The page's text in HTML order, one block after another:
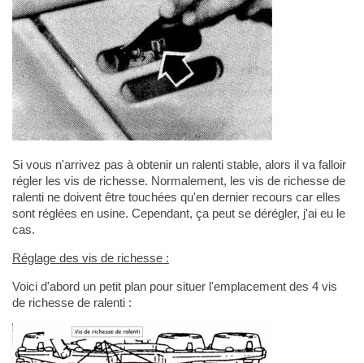
Si vous n'arrivez pas à obtenir un ralenti stable, alors il va falloir
régler les vis de richesse. Normalement, les vis de richesse de
ralenti ne doivent être touchées qu'en dernier recours car elles
sont réglées en usine. Cependant, ça peut se dérégler, j'ai eu le
cas.
Réglage des vis de richesse :
Voici d'abord un petit plan pour situer l'emplacement des 4 vis
de richesse de ralenti :